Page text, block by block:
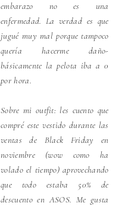
embarazo no es una
enfermedad. La verdad es que
jugué muy mal porque tampoco
quería hacerme daño-
básicamente la pelota iba a 0
por hora.
Sobre mi outfit: les cuento que
compré este vestido durante las
ventas de Black Friday en
noviembre (wow como ha
volado el tiempo) aprovechando
que todo estaba 50% de
descuento en ASOS. Me gusta